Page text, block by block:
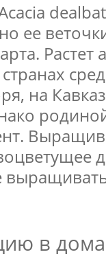
ее
Растет
на
в